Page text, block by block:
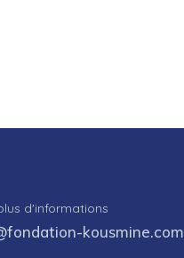
d'informations
kousmine.com